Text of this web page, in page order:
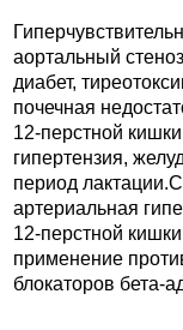
аортальный
диабет,
почечная
12-перстной
гипертензия,
период
артериальная
12-перстной
применение
блокаторов бета-